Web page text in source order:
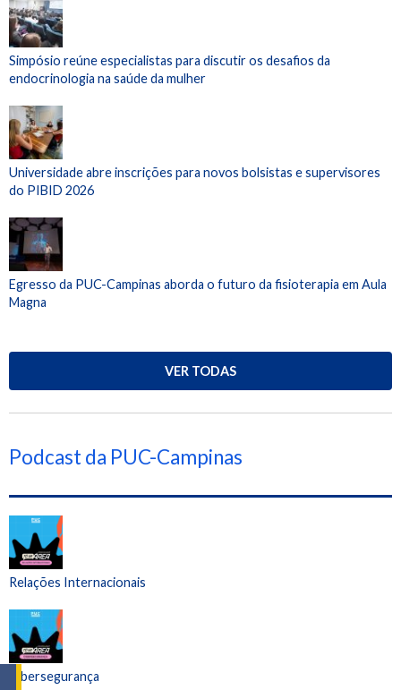
Simpósio reúne especialistas para discutir os desafios da
endocrinologia na saúde da mulher
Universidade abre inscrições para novos bolsistas e supervisores
do PIBID 2026
Egresso da PUC-Campinas aborda o futuro da fisioterapia em Aula
Magna
VER TODAS
Podcast da PUC-Campinas
Relações Internacionais
Cibersegurança